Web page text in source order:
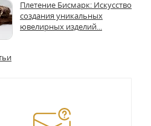
Плетение Бисмарк: Искусство
создания уникальных
ювелирных изделий...